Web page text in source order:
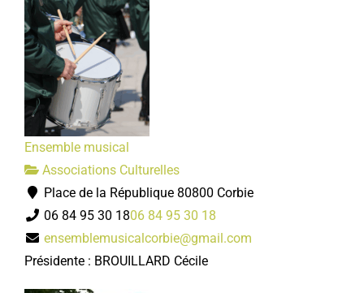
Ensemble musical
Associations Culturelles
Place de la République 80800 Corbie
06 84 95 30 1806 84 95 30 18
ensemblemusicalcorbie@gmail.com
Présidente : BROUILLARD Cécile